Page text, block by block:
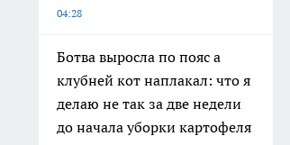
04:28
Ботва выросла по пояс а
клубней кот наплакал: что я
делаю не так за две недели
до начала уборки картофеля